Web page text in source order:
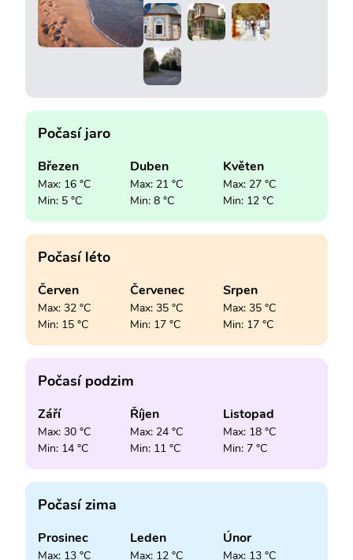
Počasí jaro
Březen
Max: 16 °C
Min: 5 °C
Duben
Max: 21 °C
Min: 8 °C
Květen
Max: 27 °C
Min: 12 °C
Počasí léto
Červen
Max: 32 °C
Min: 15 °C
Červenec
Max: 35 °C
Min: 17 °C
Srpen
Max: 35 °C
Min: 17 °C
Počasí podzim
Září
Max: 30 °C
Min: 14 °C
Říjen
Max: 24 °C
Min: 11 °C
Listopad
Max: 18 °C
Min: 7 °C
Počasí zima
Prosinec
Max: 13 °C
Leden
Max: 12 °C
Únor
Max: 13 °C